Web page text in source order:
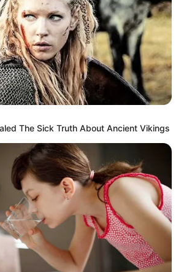
The Sick Truth About Ancient Vikings